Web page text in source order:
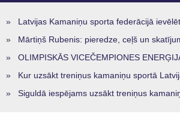
» Latvijas Kamaniņu sporta federācijā ievēlēta vadība
» Mārtiņš Rubenis: pieredze, ceļš un skatījums uz
» OLIMPISKĀS VICEČEMPIONES ENERĢIJA TURPINĀS
» Kur uzsākt treniņus kamaniņu sportā Latvijā? Iespējas jaunajiem
» Siguldā iespējams uzsākt treniņus kamaniņu sportā – vide, kur